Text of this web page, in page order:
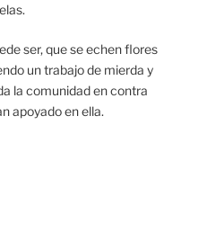
ser, que se echen flores
un trabajo de mierda y
la comunidad en contra
apoyado en ella.